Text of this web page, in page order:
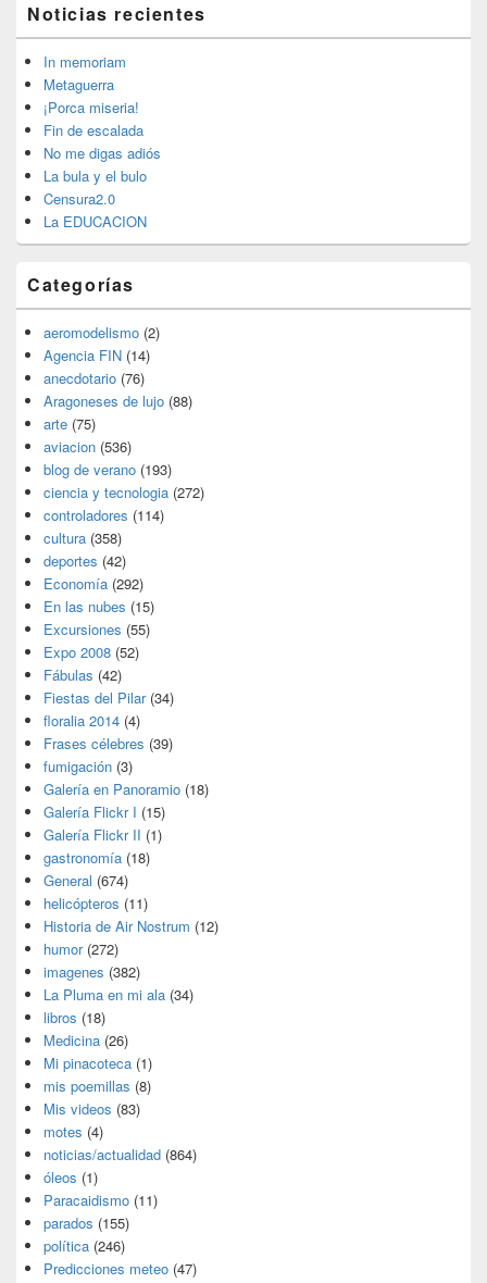
área
de
widget
barra
lateral
primaria
Noticias recientes
In memoriam
Metaguerra
¡Porca miseria!
Fin de escalada
No me digas adiós
La bula y el bulo
Censura2.0
La EDUCACION
Categorías
aeromodelismo (2)
Agencia FIN (14)
anecdotario (76)
Aragoneses de lujo (88)
arte (75)
aviacion (536)
blog de verano (193)
ciencia y tecnologia (272)
controladores (114)
cultura (358)
deportes (42)
Economía (292)
En las nubes (15)
Excursiones (55)
Expo 2008 (52)
Fábulas (42)
Fiestas del Pilar(34)
floralia 2014 (4)
Frases célebres (39)
fumigación (3)
Galería en Panoramio (18)
Galería Flickr I (15)
Galería Flickr II (1)
gastronomía (18)
General (674)
helicópteros (11)
Historia de Air Nostrum (12)
humor(272)
imagenes (382)
La Pluma en mi ala (34)
libros (18)
Medicina (26)
Mi pinacoteca (1)
mis poemillas (8)
Mis videos (83)
motes (4)
noticias/actualidad (864)
óleos (1)
Paracaidismo (11)
parados (155)
política (246)
Predicciones meteo (47)